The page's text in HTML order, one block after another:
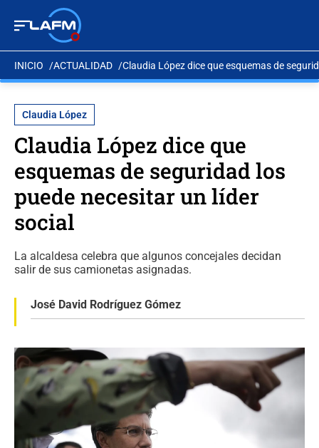
INICIO ACTUALIDAD Claudia López dice que esquemas de
Claudia López
Claudia López dice que
esquemas de seguridad los
puede necesitar un líder
social
La alcaldesa celebra que algunos concejales decidan
salir de sus camionetas asignadas.
José David Rodríguez Gómez